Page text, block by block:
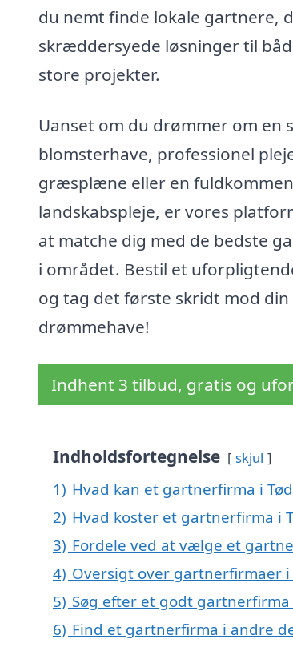
du nemt finde lokale gartnere,
skræddersyede løsninger til
store projekter.
Uanset om du drømmer om en
blomsterhave, professionel
græsplæne eller en fuldkommen
landskabspleje, er vores
at matche dig med de bedste
i området. Bestil et
og tag det første skridt mod din
drømmehave!
Indhent 3 tilbud, gratis og
Indholdsfortegnelse skjul
1) Hvad kan et gartnerfirma i
2) Hvad koster et gartnerfirma i
3) Fordele ved at vælge et
4) Oversigt over gartnerfirmaer i
5) Søg efter et godt
6) Find et gartnerfirma i andre